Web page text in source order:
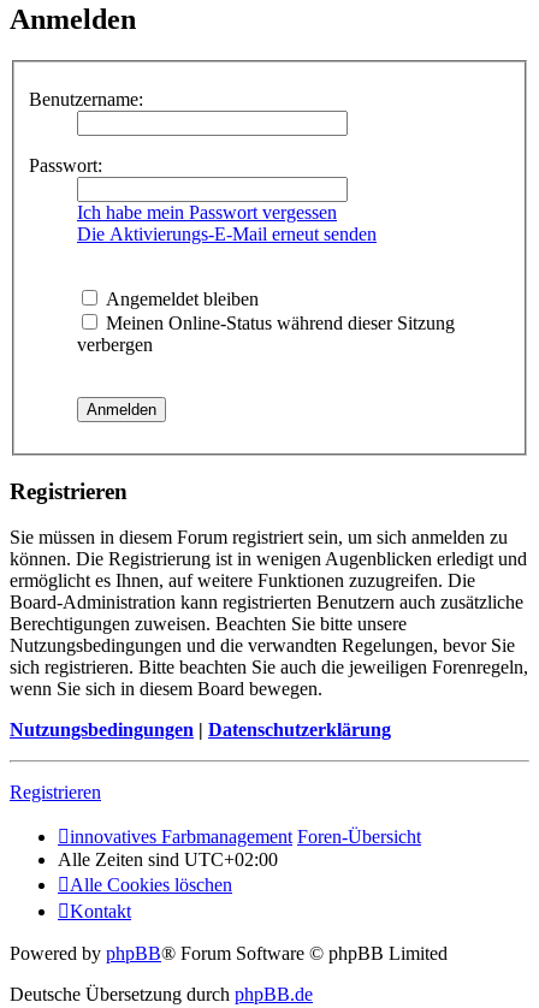
Anmelden
Benutzername:
Passwort:
Ich habe mein Passwort vergessen
Die Aktivierungs-E-Mail erneut senden
Angemeldet bleiben
Meinen Online-Status während dieser Sitzung
verbergen
Registrieren
Sie müssen in diesem Forum registriert sein, um sich anmelden zu
können. Die Registrierung ist in wenigen Augenblicken erledigt und
ermöglicht es Ihnen, auf weitere Funktionen zuzugreifen. Die
Board-Administration kann registrierten Benutzern auch zusätzliche
Berechtigungen zuweisen. Beachten Sie bitte unsere
Nutzungsbedingungen und die verwandten Regelungen, bevor Sie
sich registrieren. Bitte beachten Sie auch die jeweiligen Forenregeln,
wenn Sie sich in diesem Board bewegen.
Nutzungsbedingungen | Datenschutzerklärung
Registrieren
innovatives Farbmanagement Foren-Übersicht
Alle Zeiten sind UTC+02:00
Alle Cookies löschen
Kontakt
Powered by phpBB® Forum Software © phpBB Limited
Deutsche Übersetzung durch phpBB.de